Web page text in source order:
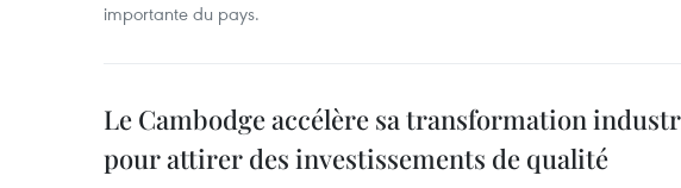
importante du pays.
Le Cambodge accélère sa transformation
pour attirer des investissements de qualité